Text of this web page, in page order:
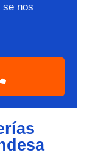
se nos